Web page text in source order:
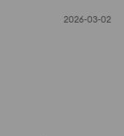
2026-03-02